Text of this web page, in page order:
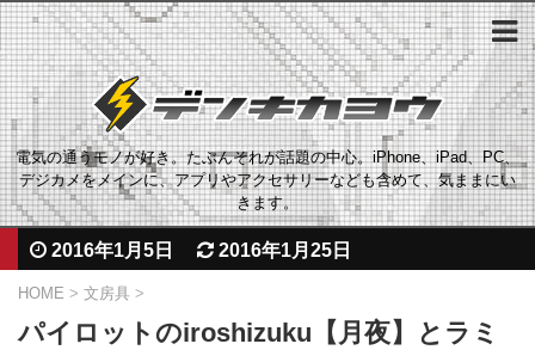
電気の通うモノが好き。たぶんそれが話題の中心。iPhone、iPad、PC、
デジカメをメインに、アプリやアクセサリーなども含めて、気ままにい
きます。
2016年1月5日 2016年1月25日
HOME > 文房具 >
パイロットのiroshizuku【月夜】とラミ